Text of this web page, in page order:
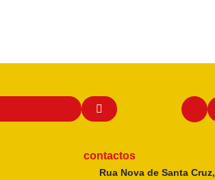
contactos
Rua Nova de Santa Cruz,